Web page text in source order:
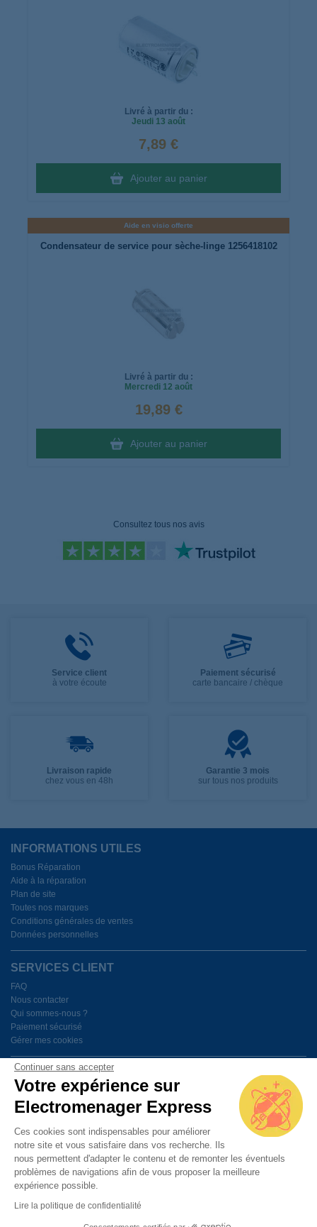
Continuer sans accepter
Votre expérience sur
Electromenager Express
Ces cookies sont indispensables pour améliorer
notre site et vous satisfaire dans vos recherche. Ils
nous permettent d'adapter le contenu et de remonter les éventuels
problèmes de navigations afin de vous proposer la meilleure
expérience possible.
Lire la politique de confidentialité
Livré à partir du :
Jeudi 13 août
7,89 €
Ajouter au panier
Aide en visio offerte
Condensateur de service pour sèche-linge 1256418102
Livré à partir du :
Mercredi 12 août
19,89 €
Ajouter au panier
Consultez tous nos avis
Service client
à votre écoute
Paiement sécurisé
carte bancaire / chèque
Livraison rapide
chez vous en 48h
Garantie 3 mois
sur tous nos produits
INFORMATIONS UTILES
Bonus Réparation
Aide à la réparation
Plan de site
Toutes nos marques
Conditions générales de ventes
Données personnelles
SERVICES CLIENT
FAQ
Nous contacter
Qui sommes-nous ?
Paiement sécurisé
Gérer mes cookies
BESOIN D'AIDE ?
PAIEMENT SÉCURISÉ